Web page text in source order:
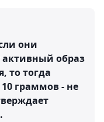
они
образ
то тогда
граммов - не